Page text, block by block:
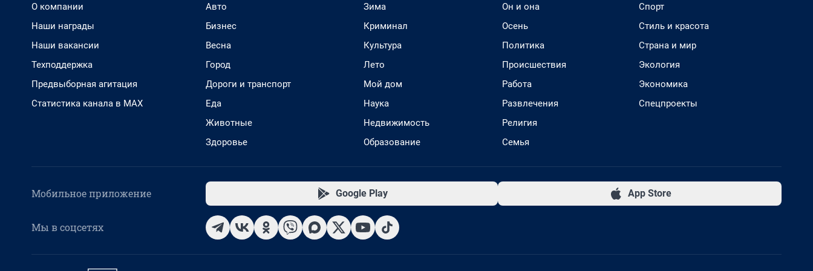
О компании
Наши награды
Наши вакансии
Техподдержка
Предвыборная агитация
Статистика канала в MAX
Авто
Бизнес
Весна
Город
Дороги и транспорт
Еда
Животные
Здоровье
Зима
Криминал
Культура
Лето
Мой дом
Наука
Недвижимость
Образование
Он и она
Осень
Политика
Происшествия
Работа
Развлечения
Религия
Семья
Спорт
Стиль и красота
Страна и мир
Экология
Экономика
Спецпроекты
Мобильное приложение Google Play App Store
Мы в соцсетях